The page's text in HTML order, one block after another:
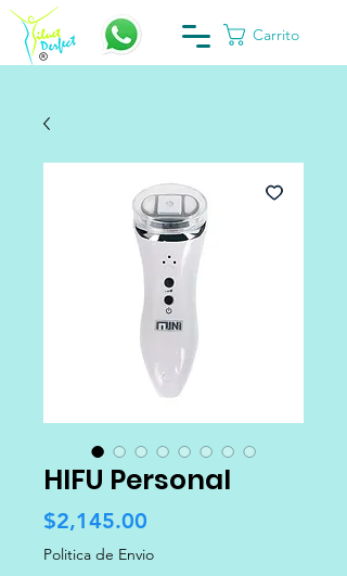
Carrito
HIFU Personal
$2,145.00
Politica de Envio